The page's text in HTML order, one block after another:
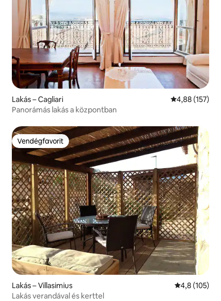
Lakás – Cagliari Átlagos
4,88 (157)
Panorámás lakás a központban
Vendégfavorit
Vendégfavorit
Lakás – Villasimius Átlagos
4,8 (105)
Lakás verandával és kerttel